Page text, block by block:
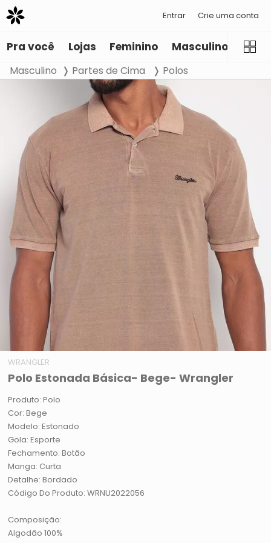
Entrar Crie uma conta
Pra você Lojas Feminino Masculino
Masculino Partes de Cima Polos
WRANGLER
Polo Estonada Básica- Bege- Wrangler
Produto: Polo
Cor: Bege
Modelo: Estonado
Gola: Esporte
Fechamento: Botão
Manga: Curta
Detalhe: Bordado
Código Do Produto: WRNU2022056
Composição:
Algodão 100%